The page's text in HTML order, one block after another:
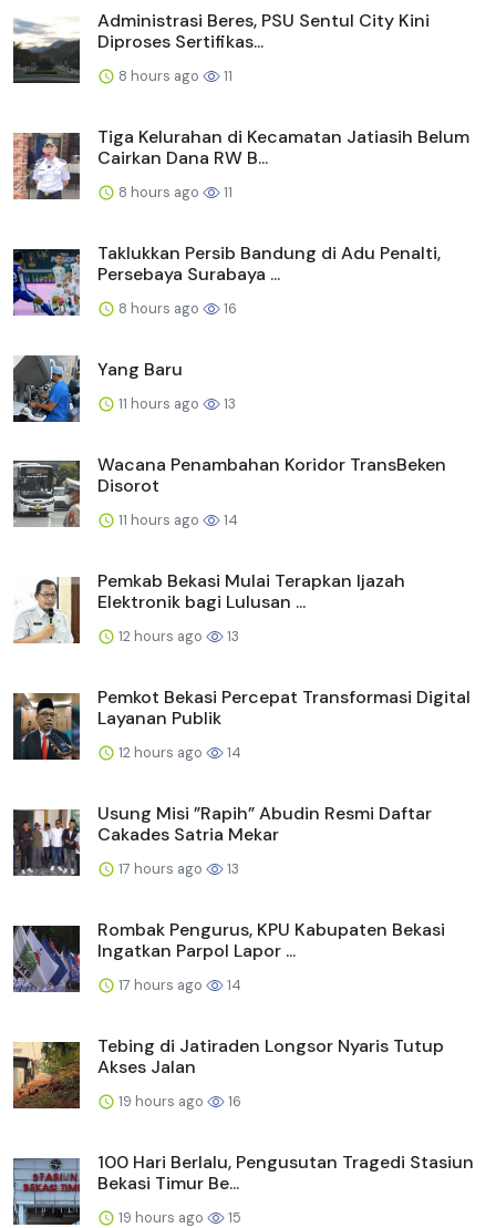
Administrasi Beres, PSU Sentul City Kini
Diproses Sertifikas...
8 hours ago 11
Tiga Kelurahan di Kecamatan Jatiasih Belum
Cairkan Dana RW B...
8 hours ago 11
Taklukkan Persib Bandung di Adu Penalti,
Persebaya Surabaya ...
8 hours ago 16
Yang Baru
11 hours ago 13
Wacana Penambahan Koridor TransBeken
Disorot
11 hours ago 14
Pemkab Bekasi Mulai Terapkan Ijazah
Elektronik bagi Lulusan ...
12 hours ago 13
Pemkot Bekasi Percepat Transformasi Digital
Layanan Publik
12 hours ago 14
Usung Misi ”Rapih” Abudin Resmi Daftar
Cakades Satria Mekar
17 hours ago 13
Rombak Pengurus, KPU Kabupaten Bekasi
Ingatkan Parpol Lapor ...
17 hours ago 14
Tebing di Jatiraden Longsor Nyaris Tutup
Akses Jalan
19 hours ago 16
100 Hari Berlalu, Pengusutan Tragedi Stasiun
Bekasi Timur Be...
19 hours ago 15